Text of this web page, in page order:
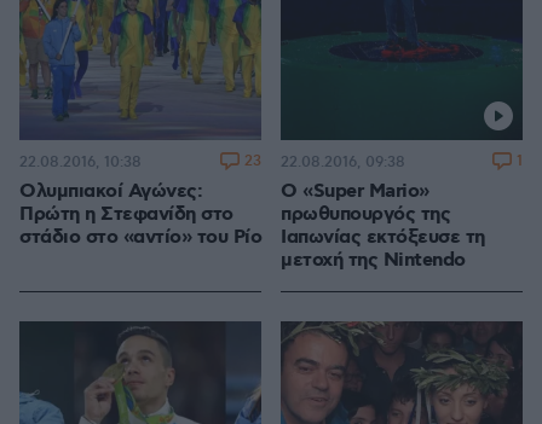
Ολυμπιακοί Αγώνες:
Πρώτη η Στεφανίδη στο
στάδιο στο «αντίο» του Ρίο
22.08.2016, 10:38 23
Ο «Super Mario»
πρωθυπουργός της
Ιαπωνίας εκτόξευσε τη
μετοχή της Nintendo
22.08.2016, 09:38 1